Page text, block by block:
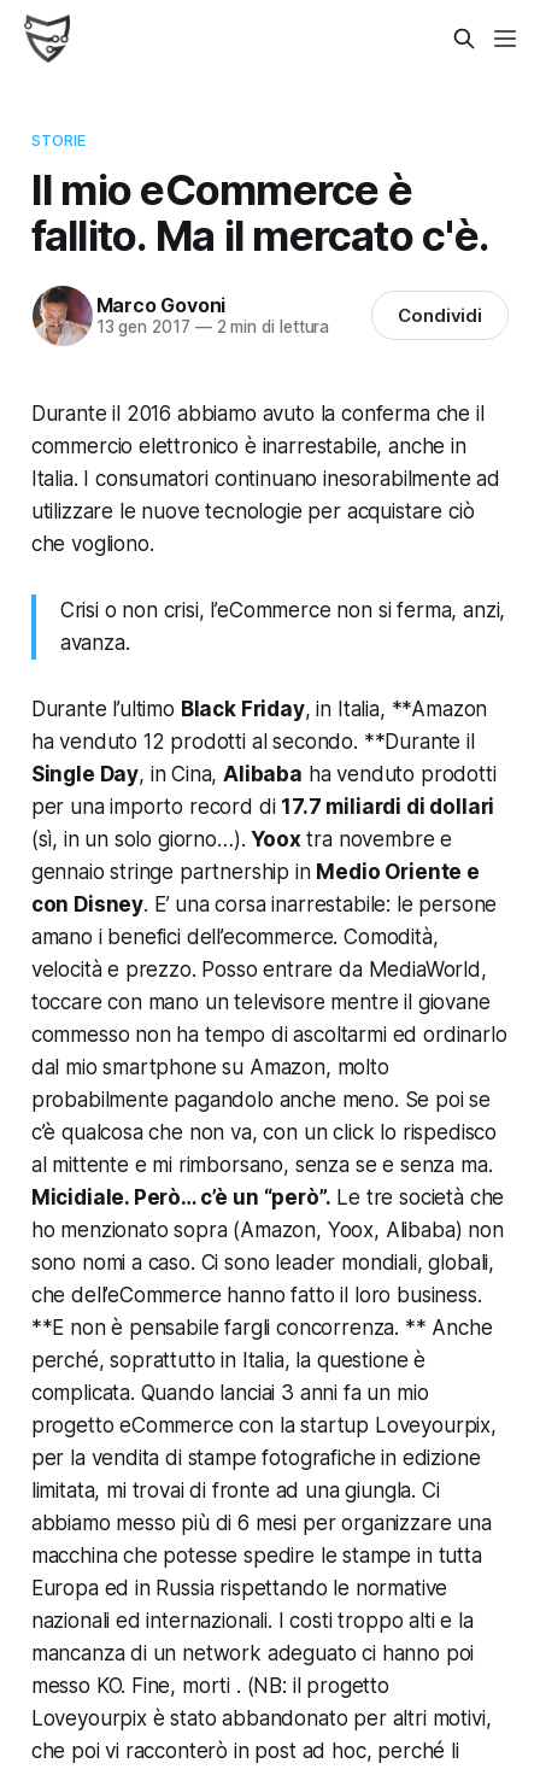
STORIE
Il mio eCommerce è
fallito. Ma il mercato c'è.
Marco Govoni
13 gen 2017 —2 min di lettura Condividi
Durante il 2016 abbiamo avuto la conferma che il
commercio elettronico è inarrestabile, anche in
Italia. I consumatori continuano inesorabilmente ad
utilizzare le nuove tecnologie per acquistare ciò
che vogliono.
Crisi o non crisi, l’eCommerce non si ferma, anzi,
avanza.
Durante l’ultimo Black Friday, in Italia, **Amazon
ha venduto 12 prodotti al secondo. **Durante il
Single Day, in Cina,Alibaba ha venduto prodotti
per una importo record di 17.7 miliardi di dollari
(sì, in un solo giorno…).Yoox tra novembre e
gennaio stringe partnership in Medio Oriente e
con Disney. E’ una corsa inarrestabile: le persone
amano i benefici dell’ecommerce.Comodità,
velocità e prezzo. Posso entrare da MediaWorld,
toccare con mano un televisore mentre il giovane
commesso non ha tempo di ascoltarmi ed ordinarlo
dal mio smartphone su Amazon, molto
probabilmente pagandolo anche meno. Se poi se
c’è qualcosa che non va, con un click lo rispedisco
al mittente e mi rimborsano, senza se e senza ma.
Micidiale. Però… c’è un “però”. Le tre società che
ho menzionato sopra (Amazon, Yoox, Alibaba) non
sono nomi a caso. Ci sono leader mondiali, globali,
che dell’eCommerce hanno fatto il loro business.
**E non è pensabile fargli concorrenza. ** Anche
perché, soprattutto in Italia, la questione è
complicata. Quando lanciai 3 anni fa un mio
progetto eCommerce con la startup Loveyourpix,
per la vendita di stampe fotografiche in edizione
limitata, mi trovai di fronte ad una giungla. Ci
abbiamo messo più di 6 mesi per organizzare una
macchina che potesse spedire le stampe in tutta
Europa ed in Russia rispettando le normative
nazionali ed internazionali. I costi troppo alti e la
mancanza di un network adeguato ci hanno poi
messo KO. Fine, morti . (NB: il progetto
Loveyourpix è stato abbandonato per altri motivi,
che poi vi racconterò in post ad hoc, perché li